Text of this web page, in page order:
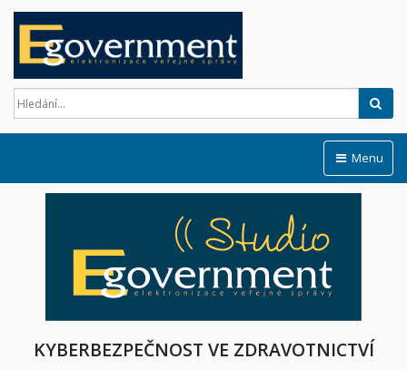
Menu
KYBERBEZPEČNOST VE ZDRAVOTNICTVÍ